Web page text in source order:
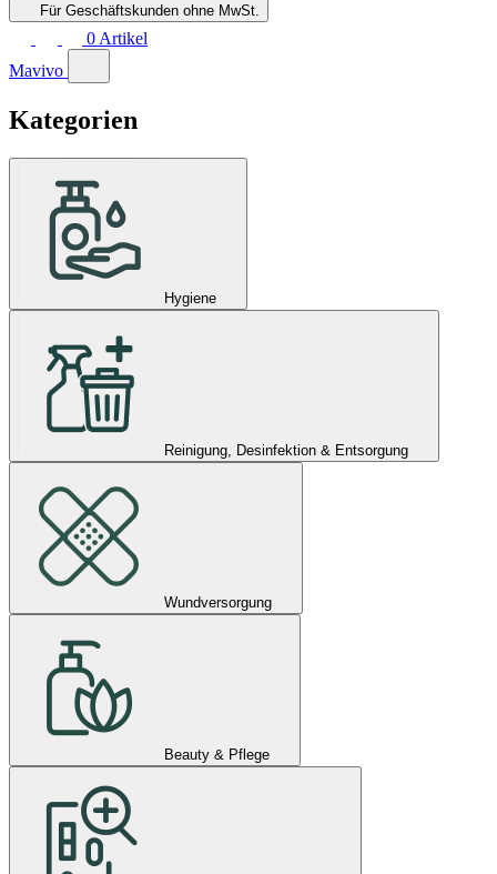
Für Geschäftskunden ohne MwSt.
0 Artikel
Mavivo
Kategorien
Hygiene
Reinigung, Desinfektion & Entsorgung
Wundversorgung
Beauty & Pflege